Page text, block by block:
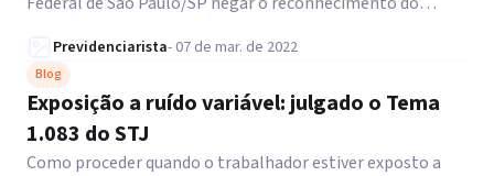
Previdenciarista- 07 de mar. de 2022
Blog
Exposição a ruído variável: julgado o Tema
1.083 do STJ
Como proceder quando o trabalhador estiver exposto a